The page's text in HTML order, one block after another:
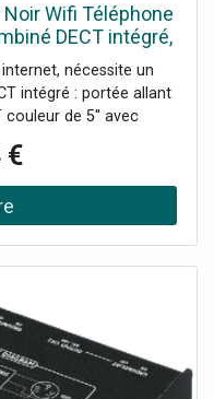
Wifi Téléphone
DECT intégré,
couleur, conçu
nécessite un
intégré : portée allant
couleur de 5'' avec
utilisées Audio
réduction du
Wifi et Bluetooth
prise en charge de
antibactérienne
€